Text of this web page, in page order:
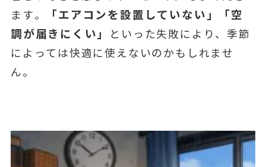
ます。
「エアコンを設置していない」「空
調が届きにくい」
といった失敗により、季節
によっては快適に使えないのかもしれませ
ん。